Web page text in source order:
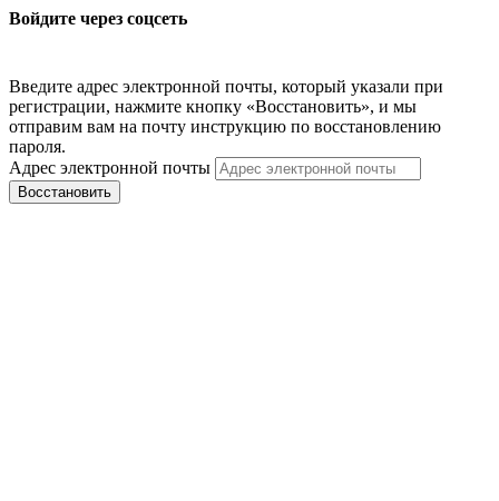
Войдите через соцсеть
Введите адрес электронной почты, который указали при
регистрации, нажмите кнопку «Восстановить», и мы
отправим вам на почту инструкцию по восстановлению
пароля.
Адрес электронной почты